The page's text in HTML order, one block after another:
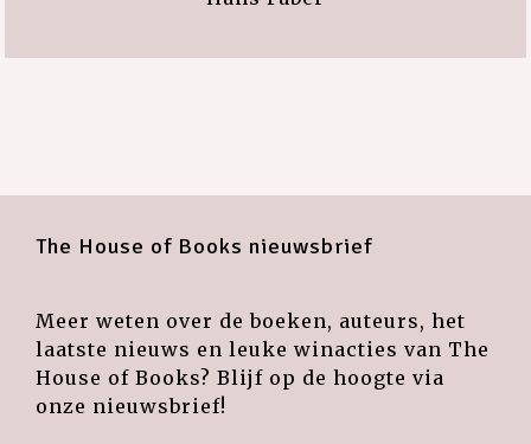
The House of Books nieuwsbrief
Meer weten over de boeken, auteurs, het
laatste nieuws en leuke winacties van The
House of Books? Blijf op de hoogte via
onze nieuwsbrief!